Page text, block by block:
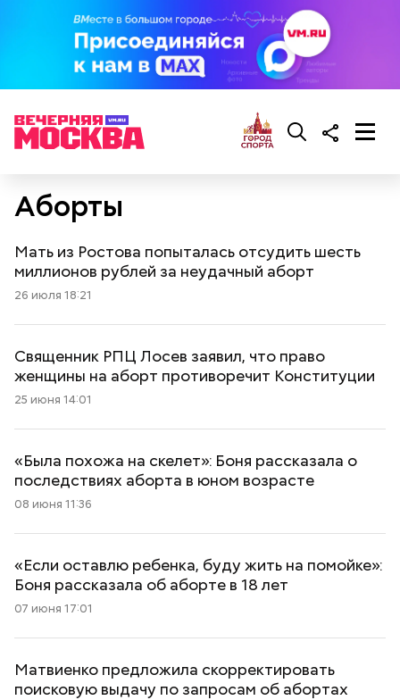
Аборты
Мать из Ростова попыталась отсудить шесть
миллионов рублей за неудачный аборт
26 июля 18:21
Священник РПЦ Лосев заявил, что право
женщины на аборт противоречит Конституции
25 июня 14:01
«Была похожа на скелет»: Боня рассказала о
последствиях аборта в юном возрасте
08 июня 11:36
«Если оставлю ребенка, буду жить на помойке»:
Боня рассказала об аборте в 18 лет
07 июня 17:01
Матвиенко предложила скорректировать
поисковую выдачу по запросам об абортах